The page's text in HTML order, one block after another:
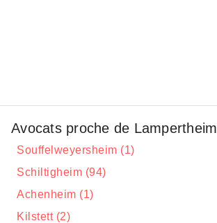
Avocats proche de Lampertheim
Souffelweyersheim (1)
Schiltigheim (94)
Achenheim (1)
Kilstett (2)